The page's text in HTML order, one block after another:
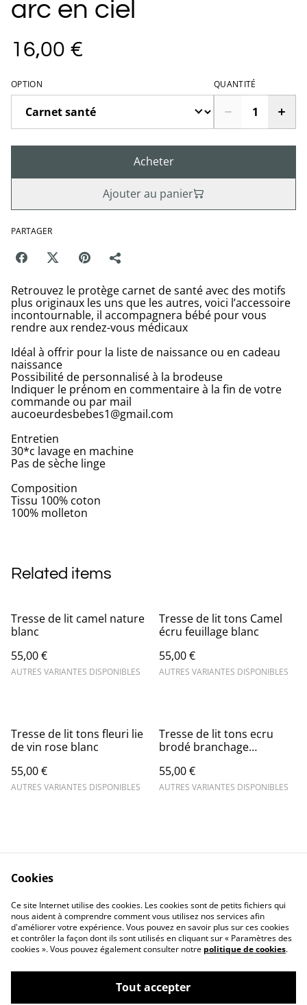
arc en ciel
16,00 €
OPTION QUANTITÉ
Acheter
Ajouter au panier
PARTAGER
Retrouvez le protège carnet de santé avec des motifs
plus originaux les uns que les autres, voici l’accessoire
incontournable, il accompagnera bébé pour vous
rendre aux rendez-vous médicaux
Idéal à offrir pour la liste de naissance ou en cadeau
naissance
Possibilité de personnalisé à la brodeuse
Indiquer le prénom en commentaire à la fin de votre
commande ou par mail
aucoeurdesbebes1@gmail.com
Entretien
30*c lavage en machine
Pas de sèche linge
Composition
Tissu 100% coton
100% molleton
Related items
Tresse de lit camel nature
blanc
55,00 €
AUTRES VARIANTES DISPONIBLES
Tresse de lit tons Camel
écru feuillage blanc
55,00 €
AUTRES VARIANTES DISPONIBLES
Tresse de lit tons fleuri lie
de vin rose blanc
55,00 €
AUTRES VARIANTES DISPONIBLES
Tresse de lit tons ecru
brodé branchage
55,00 €
AUTRES VARIANTES DISPONIBLES
Contact Us
Legal Terms
Privacy Policy
Cookie Policy
Cookies
Ce site Internet utilise des cookies. Les cookies sont de petits fichiers qui
nous aident à comprendre comment vous utilisez nos services afin
d'améliorer votre expérience. Vous pouvez en savoir plus sur ces cookies
et contrôler la façon dont ils sont utilisés en cliquant sur « Paramètres des
cookies ». Vous pouvez également consulter notre politique de cookies.
Tout accepter